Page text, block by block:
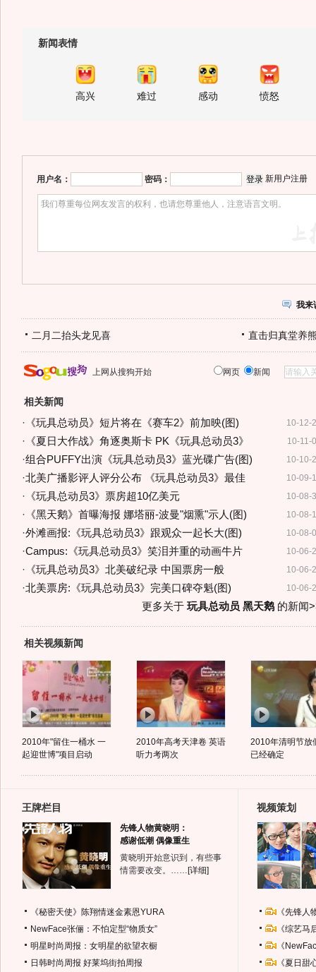
新闻表情
高兴 难过 感动 愤怒
用户名： 密码： 新用户注册
我来
二月二抬头龙见喜 直击归真堂养
上网从搜狗开始 网页 新闻
相关新闻
10-12-
· 《玩具总动员》短片将在《赛车2》前加映(图)
10-11-
· 《夏日大作战》角逐奥斯卡 PK《玩具总动员3》
10-10-
·组合PUFFY出演《玩具总动员3》蓝光碟广告(图)
10-09-
·北美广播影评人评分公布 《玩具总动员3》最佳
10-08-
· 《玩具总动员3》票房超10亿美元
10-08-
· 《黑天鹅》首曝海报 娜塔丽-波曼"烟熏"示人(图)
10-08-
·外滩画报:《玩具总动员3》跟观众一起长大(图)
10-06-
·Campus:《玩具总动员3》笑泪并重的动画牛片
10-06-
· 《玩具总动员3》北美破纪录 中国票房一般
10-06-
·北美票房:《玩具总动员3》完美口碑夺魁(图)
更多关于 玩具总动员 黑天鹅的新闻
相关视频新闻
2010年"留住一桶水 一
起迎世博"项目启动
2010年高考天津卷 英语
听力考两次
2010年清明节放
已经确定
王牌栏目
先锋人物黄晓明：
感谢低潮 偶像重生
黄晓明开始意识到，有些事
情需要改变。…… [详细]
《秘密天使》陈翔情迷金素恩YURA
NewFace张俪：不怕定型“物质女”
明星时尚周报：女明星的欲望衣橱
日韩时尚周报 好莱坞街拍周报
视频策划
《先锋
《综艺
《
《夏日